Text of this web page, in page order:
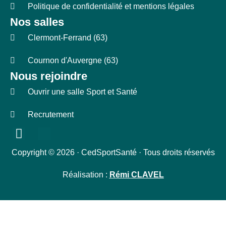
Politique de confidentialité et mentions légales
Nos salles
Clermont-Ferrand (63)
Cournon d'Auvergne (63)
Nous rejoindre
Ouvrir une salle Sport et Santé
Recrutement
Copyright © 2026 · CedSportSanté · Tous droits réservés
Réalisation : Rémi CLAVEL